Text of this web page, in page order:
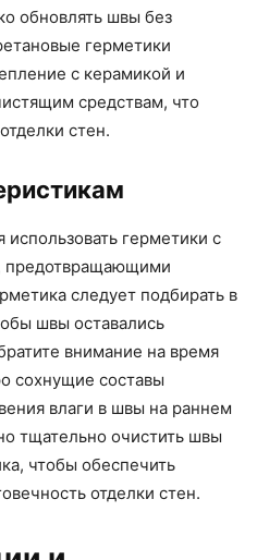
обновлять швы без
герметики
с керамикой и
средствам, что
стен.
герметики с
предотвращающими
следует подбирать в
швы оставались
внимание на время
сохнущие составы
влаги в швы на раннем
тщательно очистить швы
чтобы обеспечить
отделки стен.